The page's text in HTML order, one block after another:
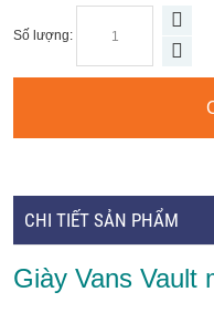
Số lượng:
CHI TIẾT SẢN PHẨM
Giày Vans Vault